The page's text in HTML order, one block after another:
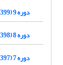
دوره 9 (1399)
دوره 8 (1398)
دوره 7 (1397)